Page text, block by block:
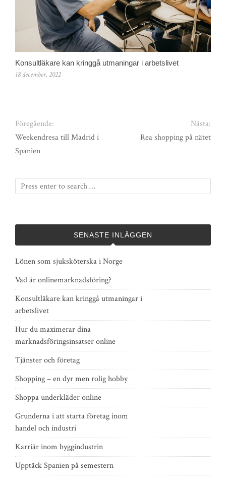
Konsultläkare kan kringgå utmaningar i arbetslivet
18 december, 2022
Föregående:
Weekendresa till Madrid i
Spanien
Nästa:
Rea shopping på nätet
SENASTE INLÄGGEN
Lönen som sjuksköterska i Norge
Vad är onlinemarknadsföring?
Konsultläkare kan kringgå utmaningar i
arbetslivet
Hur du maximerar dina
marknadsföringsinsatser online
Tjänster och företag
Shopping – en dyr men rolig hobby
Shoppa underkläder online
Grunderna i att starta företag inom
handel och industri
Karriär inom byggindustrin
Upptäck Spanien på semestern